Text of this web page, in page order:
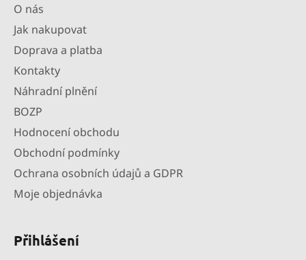
O nás
Jak nakupovat
Doprava a platba
Kontakty
Náhradní plnění
BOZP
Hodnocení obchodu
Obchodní podmínky
Ochrana osobních údajů a GDPR
Moje objednávka
Přihlášení